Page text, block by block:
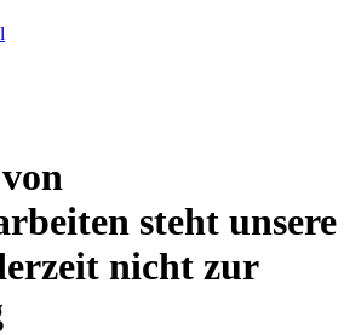
steht unsere
nicht zur